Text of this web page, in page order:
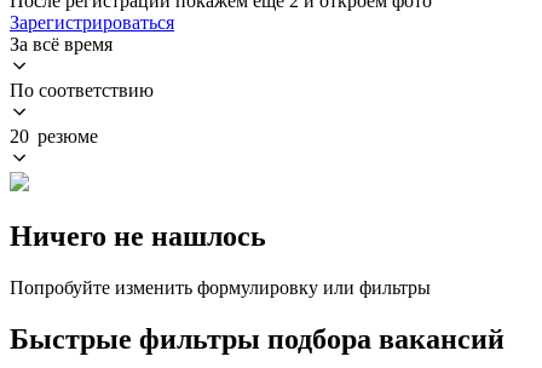
Зарегистрироваться
За всё время
По соответствию
20 резюме
Ничего не нашлось
Попробуйте изменить формулировку или фильтры
Быстрые фильтры подбора вакансий